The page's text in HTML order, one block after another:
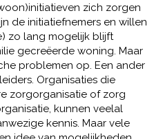
zich zorgen
de initiatiefnemers en willen
zo lang mogelijk blijft
gecreëerde woning. Maar
problemen op. Een ander
Organisaties die
zorgorganisatie of zorg
kunnen veelal
kennis. Maar vele